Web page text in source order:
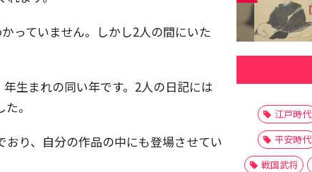
っていません。しかし2人の間にいた
年生まれの同い年です。 2人の日記には
。
り、自分の作品の中にも登場させてい
江戸時代
平安時代
戦国武将